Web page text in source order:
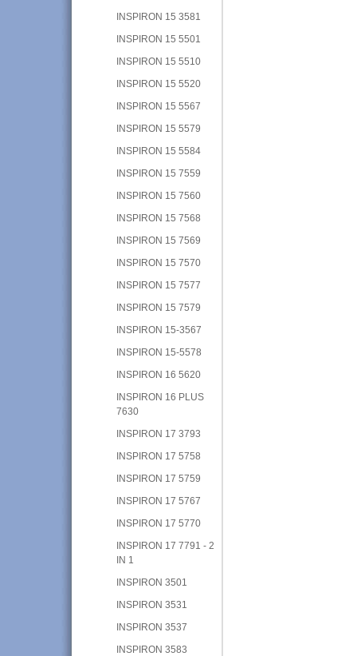
INSPIRON 15 3581
INSPIRON 15 5501
INSPIRON 15 5510
INSPIRON 15 5520
INSPIRON 15 5567
INSPIRON 15 5579
INSPIRON 15 5584
INSPIRON 15 7559
INSPIRON 15 7560
INSPIRON 15 7568
INSPIRON 15 7569
INSPIRON 15 7570
INSPIRON 15 7577
INSPIRON 15 7579
INSPIRON 15-3567
INSPIRON 15-5578
INSPIRON 16 5620
INSPIRON 16 PLUS
7630
INSPIRON 17 3793
INSPIRON 17 5758
INSPIRON 17 5759
INSPIRON 17 5767
INSPIRON 17 5770
INSPIRON 17 7791 - 2
IN 1
INSPIRON 3501
INSPIRON 3531
INSPIRON 3537
INSPIRON 3583